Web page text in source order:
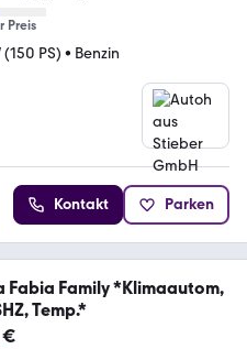
Preis
(150 PS) • Benzin
Kontakt Parken
Fabia Family *Klimaautom,
Temp.*
€